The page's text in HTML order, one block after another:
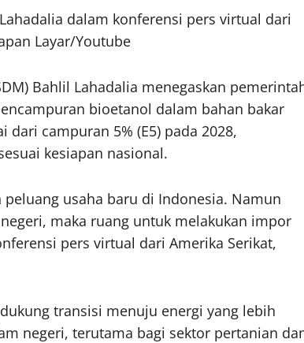
dalam konferensi pers virtual dari
Layar/Youtube
Bahlil Lahadalia menegaskan
bioetanol dalam bahan bakar
campuran 5% (E5) pada 2028,
kesiapan nasional.
usaha baru di Indonesia. Namun
maka ruang untuk melakukan impor
pers virtual dari Amerika Serikat,
transisi menuju energi yang lebih
negeri, terutama bagi sektor pertanian